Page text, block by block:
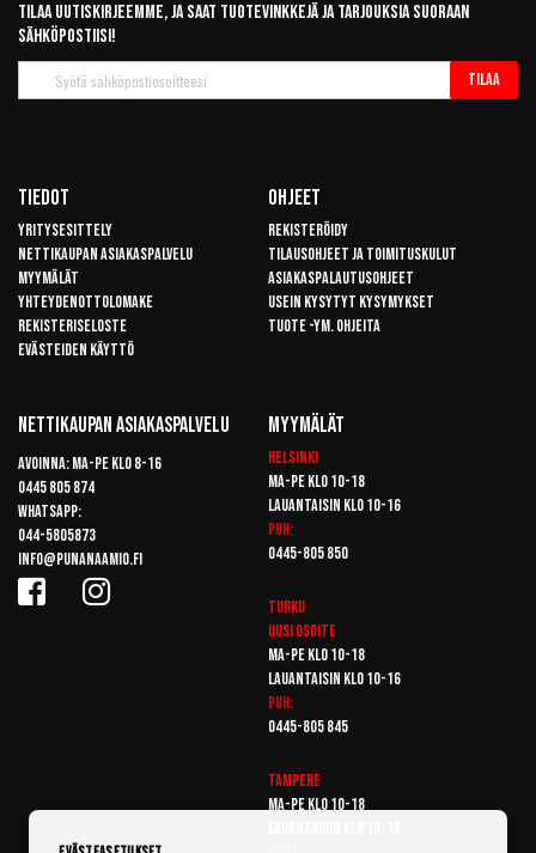
Tilaa uutiskirjeemme, ja saat tuotevinkkejä ja tarjouksia suoraan
sähköpostiisi!
uutiskirje
Tilaa
Tiedot
Yritysesittely
Nettikaupan asiakaspalvelu
Myymälät
Yhteydenottolomake
Rekisteriseloste
Evästeiden käyttö
Ohjeet
Rekisteröidy
Tilausohjeet ja toimituskulut
Asiakaspalautusohjeet
Usein kysytyt kysymykset
Tuote -ym. ohjeita
Nettikaupan Asiakaspalvelu
Avoinna: Ma-pe klo 8-16
0445 805 874
Whatsapp:
044-5805873
info@punanaamio.fi
Myymälät
Helsinki
Ma-pe klo 10-18
Lauantaisin klo 10-16
Puh:
0445-805 850
Turku
Uusi osoite
Ma-pe klo 10-18
Lauantaisin klo 10-16
Puh:
0445-805 845
Tampere
Ma-pe klo 10-18